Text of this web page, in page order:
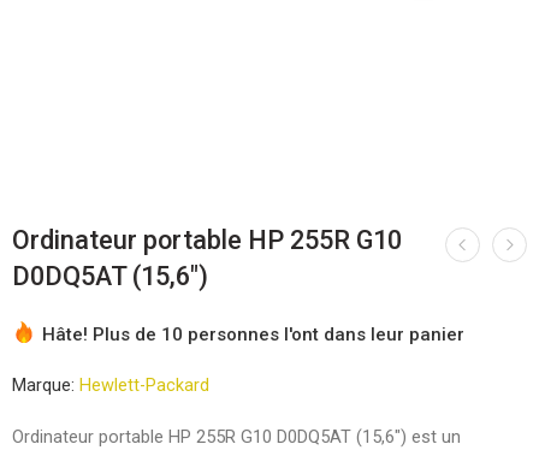
Ordinateur portable HP 255R G10
D0DQ5AT (15,6″)
Hâte! Plus de 10 personnes l'ont dans leur panier
Marque: Hewlett-Packard
Ordinateur portable HP 255R G10 D0DQ5AT (15,6″) est un